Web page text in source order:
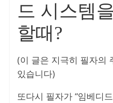
드 시스템
할때?
(이 글은 지극히 필자의
있습니다)
또다시 필자가 “임베디